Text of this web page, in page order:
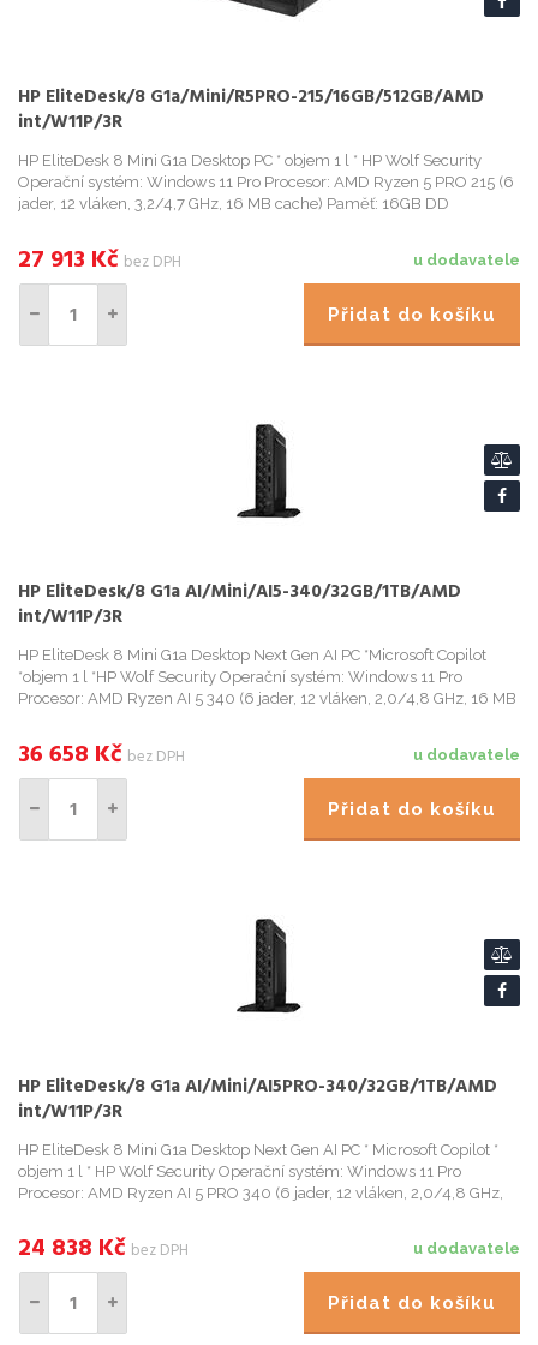
HP EliteDesk/8 G1a/Mini/R5PRO-215/16GB/512GB/AMD
int/W11P/3R
HP EliteDesk 8 Mini G1a Desktop PC * objem 1 l * HP Wolf Security
Operační systém: Windows 11 Pro Procesor: AMD Ryzen 5 PRO 215 (6
jader, 12 vláken, 3,2/4,7 GHz, 16 MB cache) Paměť: 16GB DD
u dodavatele
27 913 Kč bez DPH
Přidat do košíku
HP EliteDesk/8 G1a AI/Mini/AI5-340/32GB/1TB/AMD
int/W11P/3R
HP EliteDesk 8 Mini G1a Desktop Next Gen AI PC *Microsoft Copilot
*objem 1 l *HP Wolf Security Operační systém: Windows 11 Pro
Procesor: AMD Ryzen AI 5 340 (6 jader, 12 vláken, 2,0/4,8 GHz, 16 MB
u dodavatele
36 658 Kč bez DPH
Přidat do košíku
HP EliteDesk/8 G1a AI/Mini/AI5PRO-340/32GB/1TB/AMD
int/W11P/3R
HP EliteDesk 8 Mini G1a Desktop Next Gen AI PC * Microsoft Copilot *
objem 1 l * HP Wolf Security Operační systém: Windows 11 Pro
Procesor: AMD Ryzen AI 5 PRO 340 (6 jader, 12 vláken, 2,0/4,8 GHz,
u dodavatele
24 838 Kč bez DPH
Přidat do košíku